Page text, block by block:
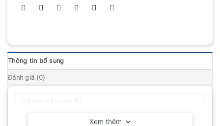
Thông tin bổ sung
Đánh giá (0)
Xem thêm